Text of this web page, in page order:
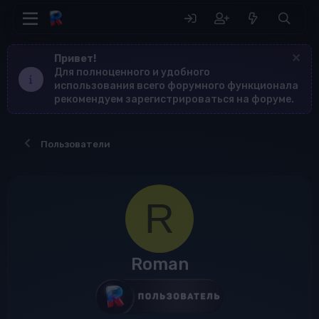
Привет!
Для полноценного и удобного
использования всего форумного функционала
рекомендуем зарегистрироваться на форуме.
Пользователи
R
Roman